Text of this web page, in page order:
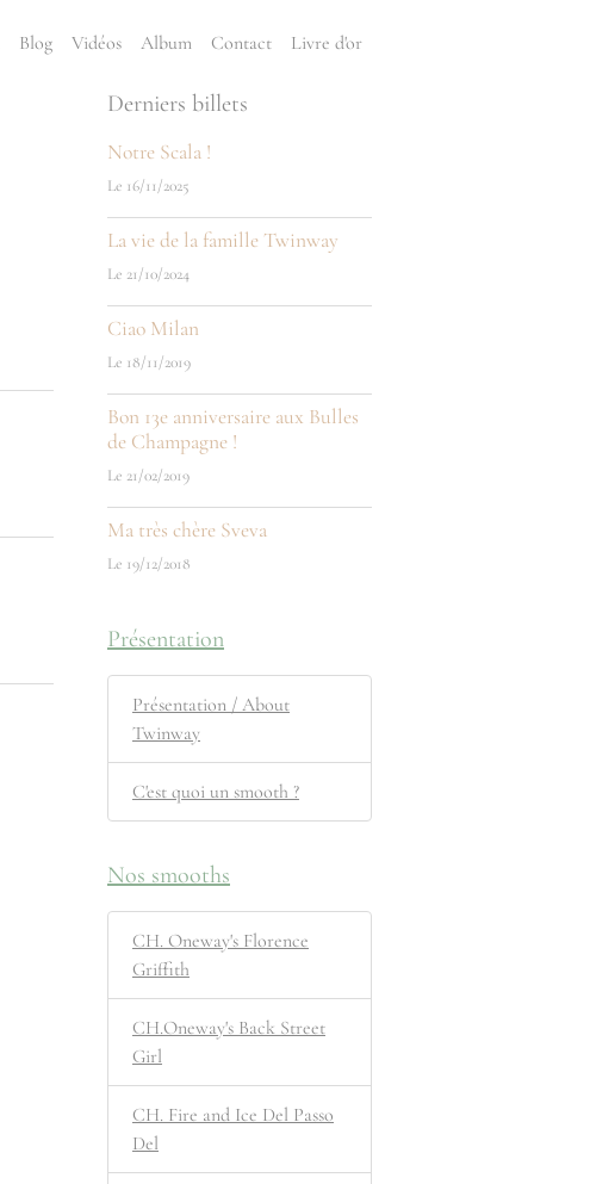
Blog Vidéos Album Contact Livre d'or
Derniers billets
Notre Scala !
Le 16/11/2025
La vie de la famille Twinway
Le 21/10/2024
Ciao Milan
Le 18/11/2019
Bon 13e anniversaire aux Bulles
de Champagne !
Le 21/02/2019
Ma très chère Sveva
Le 19/12/2018
Présentation
Présentation / About
Twinway
C'est quoi un smooth ?
Nos smooths
CH. Oneway's Florence
Griffith
CH.Oneway's Back Street
Girl
CH. Fire and Ice Del Passo
Del